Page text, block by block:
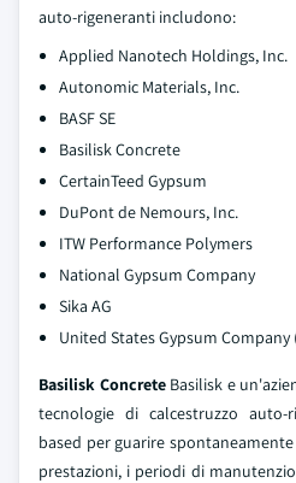
auto-rigeneranti includono:
Applied Nanotech Holdings, Inc.
Autonomic Materials, Inc.
BASF SE
Basilisk Concrete
CertainTeed Gypsum
DuPont de Nemours, Inc.
ITW Performance Polymers
National Gypsum Company
Sika AG
United States Gypsum Company
Basilisk ConcreteBasilisk e
tecnologie di calcestruzzo
based per guarire
prestazioni, i periodi di